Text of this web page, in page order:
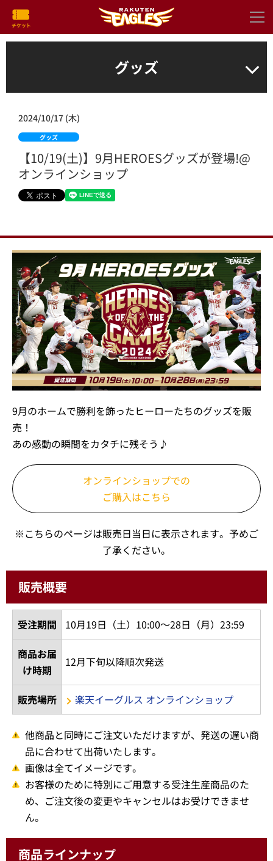
グッズ
2024/10/17 (木)
グッズ
【10/19(土)】9月HEROESグッズが登場!@
オンラインショップ
9月のホームで勝利を飾ったヒーローたちのグッズを販
売！
あの感動の瞬間をカタチに残そう♪
オンラインショップでの
ご購入はこちら
※こちらのページは販売日当日に表示されます。予めご
了承ください。
販売概要
受注期間
10月19日（土）10:00～28日（月）23:59
商品お届
け時期
12月下旬以降順次発送
販売場所 楽天イーグルス オンラインショップ
他商品と同時にご注文いただけますが、発送の遅い商
品に合わせて出荷いたします。
画像は全てイメージです。
お客様のために特別にご用意する受注生産商品のた
め、ご注文後の変更やキャンセルはお受けできませ
ん。
商品ラインナップ